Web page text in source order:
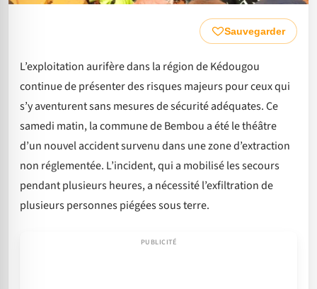
Sauvegarder
L’exploitation aurifère dans la région de Kédougou
continue de présenter des risques majeurs pour ceux qui
s’y aventurent sans mesures de sécurité adéquates. Ce
samedi matin, la commune de Bembou a été le théâtre
d’un nouvel accident survenu dans une zone d’extraction
non réglementée. L’incident, qui a mobilisé les secours
pendant plusieurs heures, a nécessité l’exfiltration de
plusieurs personnes piégées sous terre.